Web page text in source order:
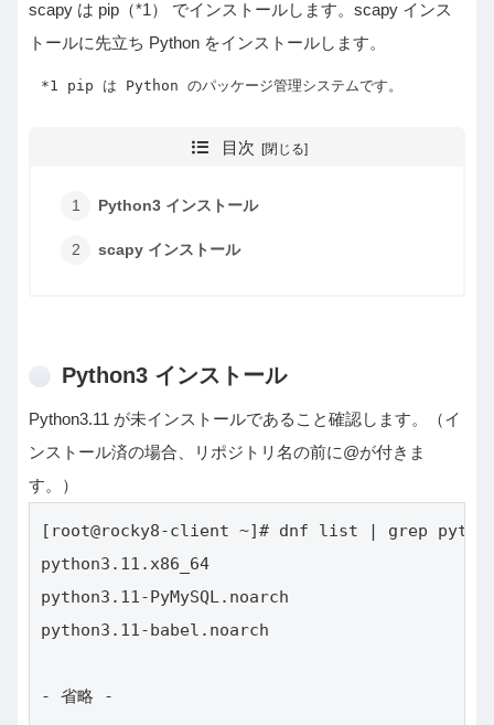
scapy は pip（*1） でインストールします。scapy インス
トールに先立ち Python をインストールします。
*1 pip は Python のパッケージ管理システムです。
目次
Python3 インストール
scapy インストール
Python3 インストール
Python3.11 が未インストールであること確認します。（イ
ンストール済の場合、リポジトリ名の前に@が付きま
す。）
[root@rocky8-client ~]# dnf list | grep
python3.11.x86_64
python3.11-PyMySQL.noarch
python3.11-babel.noarch
- 省略 -